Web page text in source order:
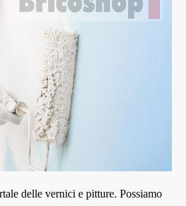
delle vernici e pitture. Possiamo